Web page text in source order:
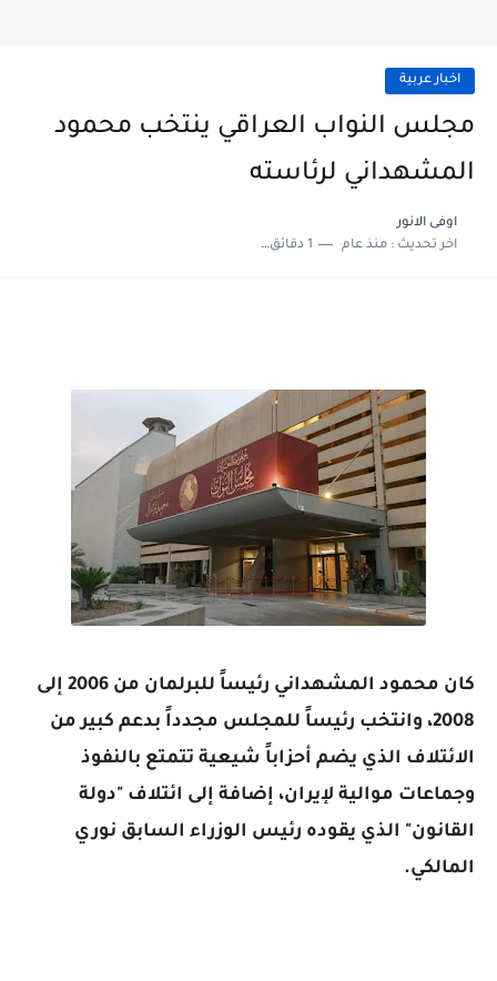
اخبار عربية
مجلس النواب العراقي ينتخب محمود
المشهداني لرئاسته
اوفى الانور
اخر تحديث :منذ عام 1 دقائق للقراءة
كان محمود المشهداني رئيساً للبرلمان من 2006 إلى
2008، وانتخب رئيساً للمجلس مجدداً بدعم كبير من
الائتلاف الذي يضم أحزاباً شيعية تتمتع بالنفوذ
وجماعات موالية لإيران، إضافة إلى ائتلاف "دولة
القانون" الذي يقوده رئيس الوزراء السابق نوري
المالكي.